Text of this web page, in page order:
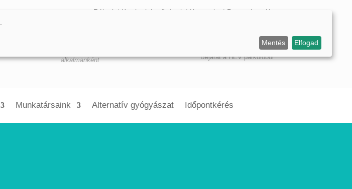
Rólunk | Karrier lehetőségek | Kapcsolat | Panaszkezelés
alkalmanként
Dunaharaszti, Fő út
Bejárat a HÉV parkolóból
Munkatársaink Alternatív gyógyászat Időpontkérés
Mentés Elfogad